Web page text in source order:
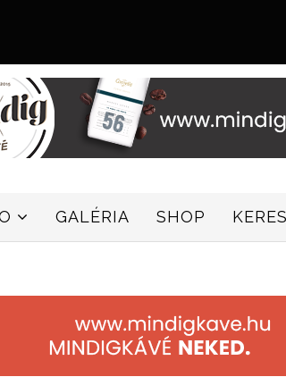
GALÉRIA SHOP